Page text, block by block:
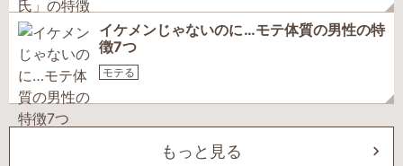
イケメンじゃないのに…モテ体質の男性の特
徴7つ
モテる
もっと見る